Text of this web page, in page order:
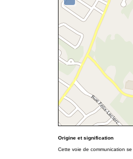
Origine et signification
Cette voie de communication